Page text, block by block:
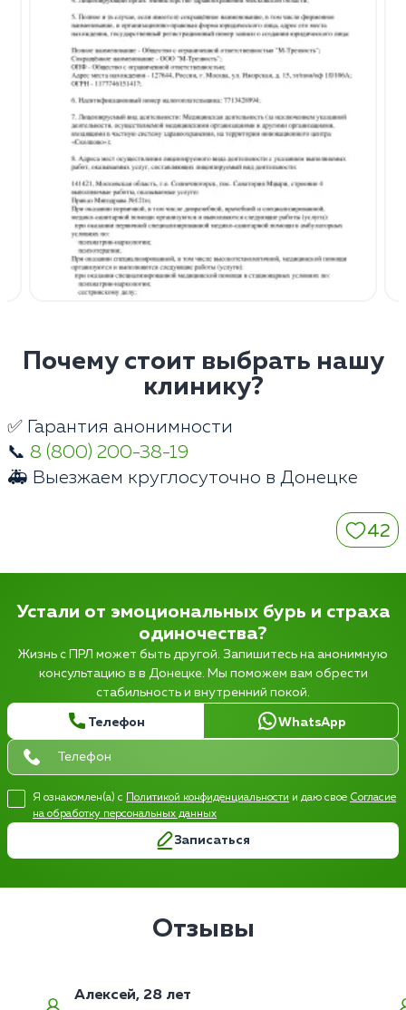
Почему стоит выбрать нашу
клинику?
✅ Гарантия анонимности
📞 8 (800) 200-38-19
🚑 Выезжаем круглосуточно в Донецке
42
Устали от эмоциональных бурь и страха
одиночества?
Жизнь с ПРЛ может быть другой. Запишитесь на анонимную
консультацию в в Донецке. Мы поможем вам обрести
стабильность и внутренний покой.
Телефон WhatsApp
Я ознакомлен(а) с Политикой конфиденциальности и даю свое Согласие
на обработку персональных данных
Записаться
Отзывы
Алексей, 28 лет